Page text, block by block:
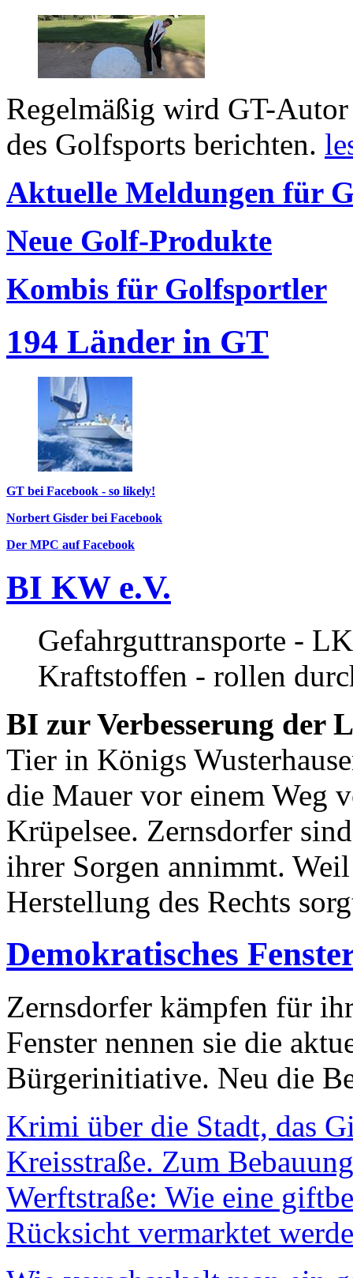
Regelmäßig wird GT-
des Golfsports berichten.
Aktuelle Meldungen für
Neue Golf-Produkte
Kombis für Golfsportler
194 Länder in GT
GT bei Facebook - so likely!
Norbert Gisder bei Facebook
Der MPC auf Facebook
BI KW e.V.
Gefahrguttransporte -
Kraftstoffen - rollen
BI zur Verbesserung der
Tier in Königs
die Mauer vor einem Weg
Krüpelsee. Zernsdorfer
ihrer Sorgen annimmt.
Herstellung des Rechts
Demokratisches
Zernsdorfer kämpfen für
Fenster nennen sie die
Bürgerinitiative. Neu die
Krimi über die Stadt, das
Kreisstraße. Zum
Werftstraße: Wie eine
Rücksicht vermarktet